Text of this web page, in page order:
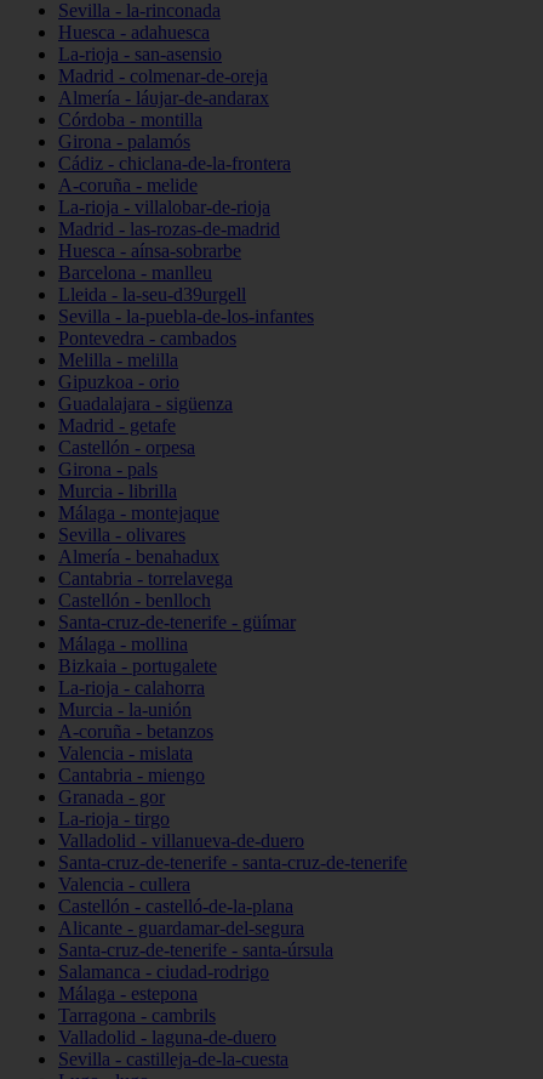
Sevilla - la-rinconada
Huesca - adahuesca
La-rioja - san-asensio
Madrid - colmenar-de-oreja
Almería - láujar-de-andarax
Córdoba - montilla
Girona - palamós
Cádiz - chiclana-de-la-frontera
A-coruña - melide
La-rioja - villalobar-de-rioja
Madrid - las-rozas-de-madrid
Huesca - aínsa-sobrarbe
Barcelona - manlleu
Lleida - la-seu-d39urgell
Sevilla - la-puebla-de-los-infantes
Pontevedra - cambados
Melilla - melilla
Gipuzkoa - orio
Guadalajara - sigüenza
Madrid - getafe
Castellón - orpesa
Girona - pals
Murcia - librilla
Málaga - montejaque
Sevilla - olivares
Almería - benahadux
Cantabria - torrelavega
Castellón - benlloch
Santa-cruz-de-tenerife - güímar
Málaga - mollina
Bizkaia - portugalete
La-rioja - calahorra
Murcia - la-unión
A-coruña - betanzos
Valencia - mislata
Cantabria - miengo
Granada - gor
La-rioja - tirgo
Valladolid - villanueva-de-duero
Santa-cruz-de-tenerife - santa-cruz-de-tenerife
Valencia - cullera
Castellón - castelló-de-la-plana
Alicante - guardamar-del-segura
Santa-cruz-de-tenerife - santa-úrsula
Salamanca - ciudad-rodrigo
Málaga - estepona
Tarragona - cambrils
Valladolid - laguna-de-duero
Sevilla - castilleja-de-la-cuesta